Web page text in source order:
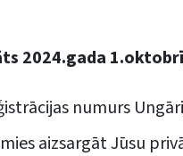
2024.gada
numurs
aizsargāt Jūsu